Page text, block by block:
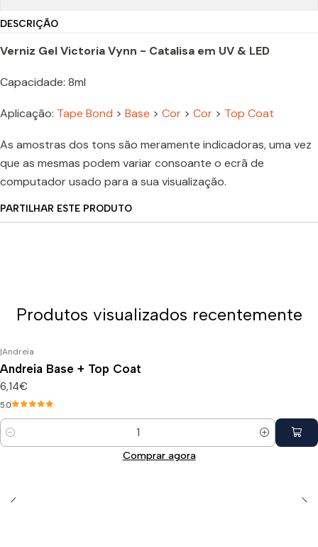
DESCRIÇÃO
Verniz Gel Victoria Vynn - Catalisa em UV & LED
Capacidade: 8ml
Aplicação: Tape Bond > Base > Cor > Cor > Top Coat
As amostras dos tons são meramente indicadoras, uma vez
que as mesmas podem variar consoante o ecrã de
computador usado para a sua visualização.
PARTILHAR ESTE PRODUTO
Produtos visualizados recentemente
|Andreia
Andreia Base + Top Coat
6,14€
5.0
Quantidade
Comprar agora